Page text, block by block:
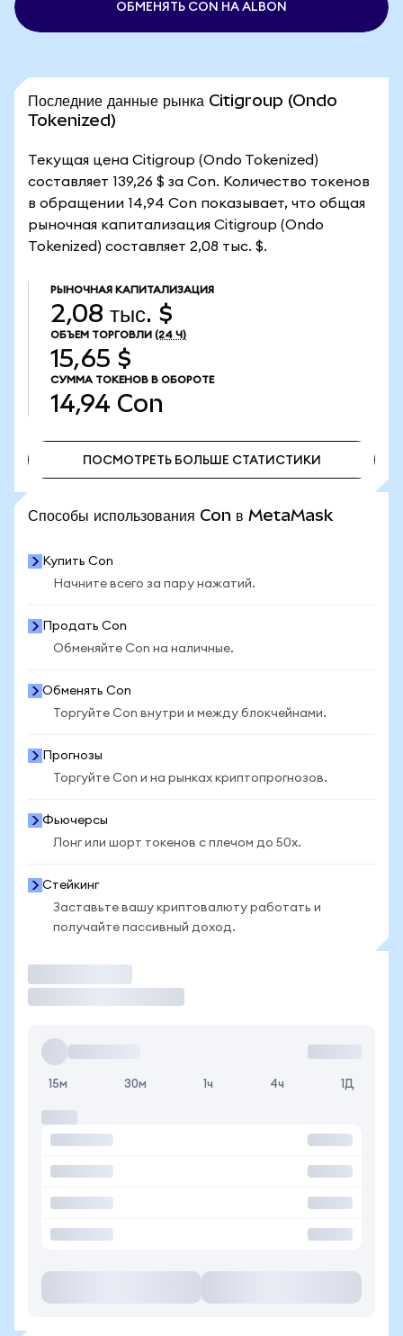
ОБМЕНЯТЬ CON НА ALBON
Последние данные рынка Citigroup (Ondo
Tokenized)
Текущая цена Citigroup (Ondo Tokenized)
составляет 139,26 $ за Con. Количество токенов
в обращении 14,94 Con показывает, что общая
рыночная капитализация Citigroup (Ondo
Tokenized) составляет 2,08 тыс. $.
РЫНОЧНАЯ КАПИТАЛИЗАЦИЯ
2,08 тыс. $
ОБЪЕМ ТОРГОВЛИ (24 Ч)
15,65 $
СУММА ТОКЕНОВ В ОБОРОТЕ
14,94 Con
ПОСМОТРЕТЬ БОЛЬШЕ СТАТИСТИКИ
Способы использования Con в MetaMask
Купить Con
Начните всего за пару нажатий.
Продать Con
Обменяйте Con на наличные.
Обменять Con
Торгуйте Con внутри и между блокчейнами.
Прогнозы
Торгуйте Con и на рынках криптопрогнозов.
Фьючерсы
Лонг или шорт токенов с плечом до 50x.
Стейкинг
Заставьте вашу криптовалюту работать и
получайте пассивный доход.
15м 30м 1ч 4ч 1Д